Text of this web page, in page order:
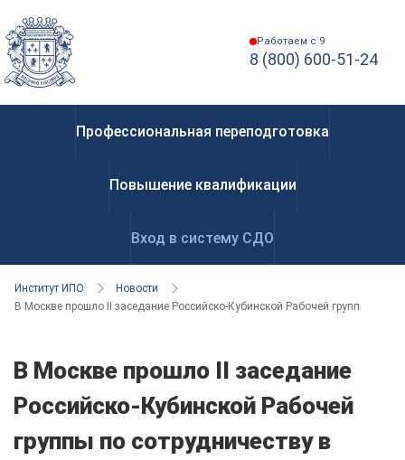
Работаем с 9
8 (800) 600-51-24
Профессиональная переподготовка
Повышение квалификации
Вход в систему СДО
Институт ИПО
Новости
В Москве прошло II заседание Российско-Кубинской Рабочей группы по
В Москве прошло II заседание
Российско-Кубинской Рабочей
группы по сотрудничеству в